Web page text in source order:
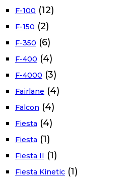
F-100 (12)
F-150 (2)
F-350 (6)
F-400 (4)
F-4000 (3)
Fairlane (4)
Falcon (4)
Fiesta (4)
Fiesta (1)
Fiesta II (1)
Fiesta Kinetic (1)